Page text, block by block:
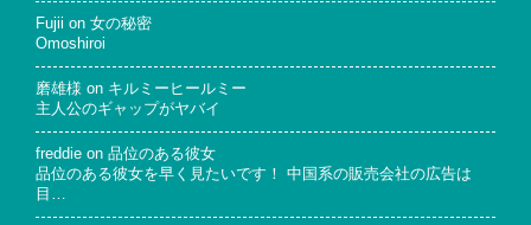
Fujii on 女の秘密
Omoshiroi
磨雄様 on キルミーヒールミー
主人公のギャップがヤバイ
freddie on 品位のある彼女
品位のある彼女を早く見たいです！ 中国系の販売会社の広告は
目…